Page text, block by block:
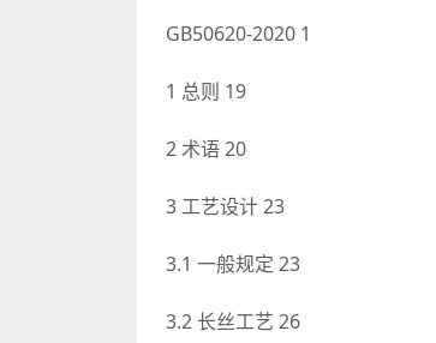
GB50620-2020 1
1 总则 19
2 术语 20
3 工艺设计 23
3.1 一般规定 23
3.2 长丝工艺 26